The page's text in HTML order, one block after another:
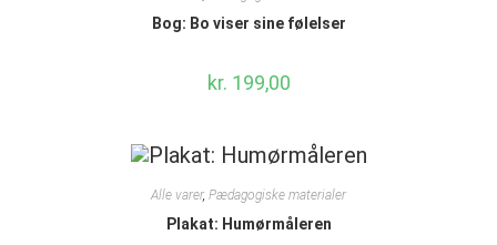
Bog: Bo viser sine følelser
kr. 199,00
Alle varer, Pædagogiske materialer
Plakat: Humørmåleren